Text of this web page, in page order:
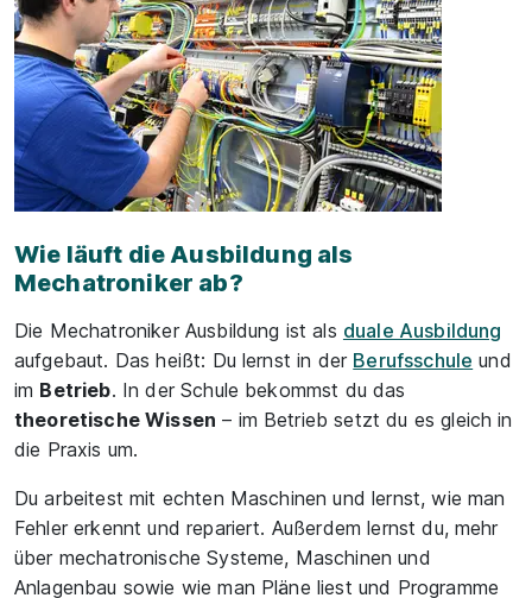
Wie läuft die Ausbildung als
Mechatroniker ab?
Die Mechatroniker Ausbildung ist als duale Ausbildung
aufgebaut. Das heißt: Du lernst in der Berufsschule und
im Betrieb. In der Schule bekommst du das
theoretische Wissen – im Betrieb setzt du es gleich in
die Praxis um.
Du arbeitest mit echten Maschinen und lernst, wie man
Fehler erkennt und repariert. Außerdem lernst du, mehr
über mechatronische Systeme, Maschinen und
Anlagenbau sowie wie man Pläne liest und Programme